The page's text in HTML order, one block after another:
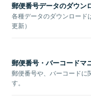
郵便番号データのダウン
各種データのダウンロード
更新）
郵便番号・バーコードマ
郵便番号や、バーコードに
す。